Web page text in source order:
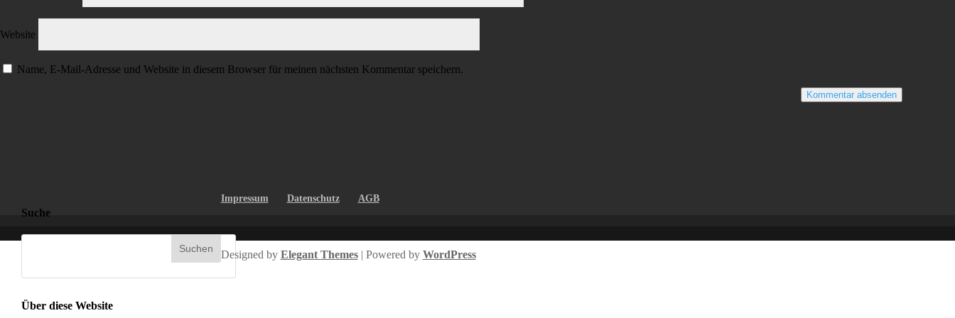
Website
Name, E-Mail-Adresse und Website in diesem Browser für meinen nächsten Kommentar speichern.
Suche
Über diese Website
Impressum Datenschutz AGB
Designed by Elegant Themes| Powered by WordPress